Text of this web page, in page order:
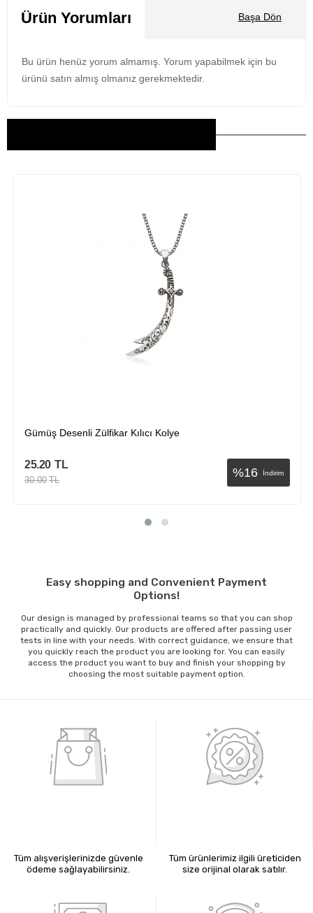
Ürün Yorumları Başa Dön
Bu ürün henüz yorum almamış. Yorum yapabilmek için bu
ürünü satın almış olmanız gerekmektedir.
Gümüş Desenli Zülfikar Kılıcı Kolye
%16 İndirim
25.20 TL
30.00 TL
Easy shopping and Convenient Payment
Options!
Our design is managed by professional teams so that you can shop
practically and quickly. Our products are offered after passing user
tests in line with your needs. With correct guidance, we ensure that
you quickly reach the product you are looking for. You can easily
access the product you want to buy and finish your shopping by
choosing the most suitable payment option.
Tüm alışverişlerinizde güvenle
ödeme sağlayabilirsiniz.
Tüm ürünlerimiz ilgili üreticiden
size orijinal olarak satılır.